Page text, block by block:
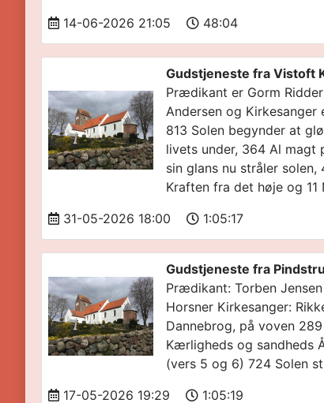
14-06-2026 21:05 48:04
Gudstjeneste fra Vistoft
Prædikant er Gorm
Andersen og Kirkesanger
813 Solen begynder at
livets under, 364 Al magt
sin glans nu stråler solen,
Kraften fra det høje og 11
31-05-2026 18:00 1:05:17
Gudstjeneste fra
Prædikant: Torben
Horsner Kirkesanger:
Dannebrog, på voven
Kærligheds og sandheds
(vers 5 og 6) 724 Solen
17-05-2026 19:29 1:05:19